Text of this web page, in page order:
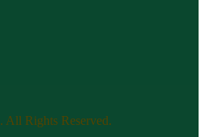
. All Rights Reserved.